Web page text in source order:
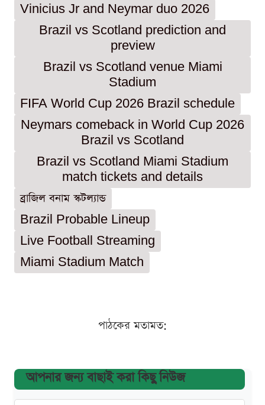
Vinicius Jr and Neymar duo 2026
Brazil vs Scotland prediction and
preview
Brazil vs Scotland venue Miami
Stadium
FIFA World Cup 2026 Brazil schedule
Neymars comeback in World Cup 2026
Brazil vs Scotland
Brazil vs Scotland Miami Stadium
match tickets and details
ব্রাজিল বনাম স্কটল্যান্ড
Brazil Probable Lineup
Live Football Streaming
Miami Stadium Match
পাঠকের মতামত:
আপনার জন্য বাছাই করা কিছু নিউজ